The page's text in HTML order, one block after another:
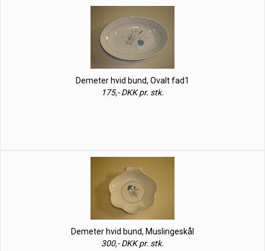
Demeter hvid bund, Ovalt fad1
175,- DKK pr. stk.
Demeter hvid bund, Muslingeskål
300,- DKK pr. stk.